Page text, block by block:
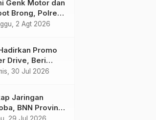
Skena
Genk Motor dan
Brong, Polres
Barat Amankan
2 Agt 2026
Promo
Drive, Beri
Tambah Daya
30 Jul 2026
Jaringan
BNN Provinsi
dan Bea Cukai